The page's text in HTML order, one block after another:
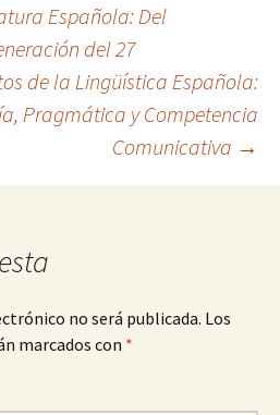
Española: Del
del 27
de la Lingüística Española:
Pragmática y Competencia
Comunicativa →
no será publicada. Los
marcados con *